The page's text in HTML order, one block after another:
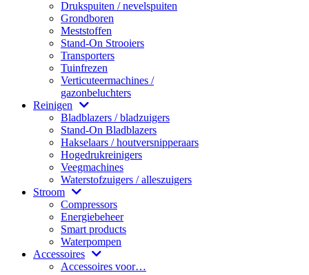
Drukspuiten / nevelspuiten
Grondboren
Meststoffen
Stand-On Strooiers
Transporters
Tuinfrezen
Verticuteermachines /
gazonbeluchters
Reinigen
Bladblazers / bladzuigers
Stand-On Bladblazers
Hakselaars / houtversnipperaars
Hogedrukreinigers
Veegmachines
Waterstofzuigers / alleszuigers
Stroom
Compressors
Energiebeheer
Smart products
Waterpompen
Accessoires
Accessoires voor…